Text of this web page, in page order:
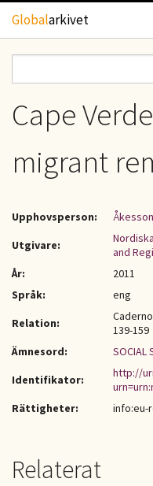
Hoppa till
Globalarkivet
TIDSKRIFTER
KONTAKT
Cape
migrant
Upphovsperson:
Utgivare:
and
År:
2011
Språk:
eng
Relation:
139-159
Ämnesord:
SOCIAL
Identifikator:
http://
Rättigheter:
info:eu-
Relaterat